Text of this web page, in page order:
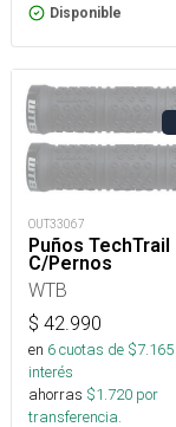
Disponible
OUT33067
Puños TechTrail
C/Pernos
WTB
$ 42.990
en 6cuotas de $7.165
interés
ahorras $1.720 por
transferencia.